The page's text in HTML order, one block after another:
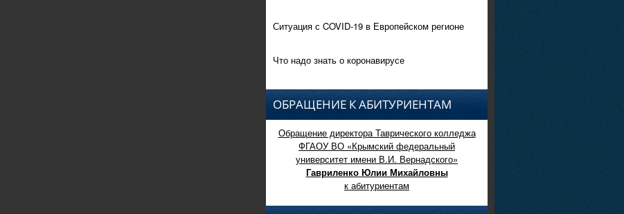
Ситуация с COVID-19 в Европейском регионе
Что надо знать о коронавирусе
ОБРАЩЕНИЕ К АБИТУРИЕНТАМ
Обращение директора Таврического колледжа
ФГАОУ ВО «Крымский федеральный
университет имени В.И. Вернадского»
Гавриленко Юлии Михайловны
к абитуриентам